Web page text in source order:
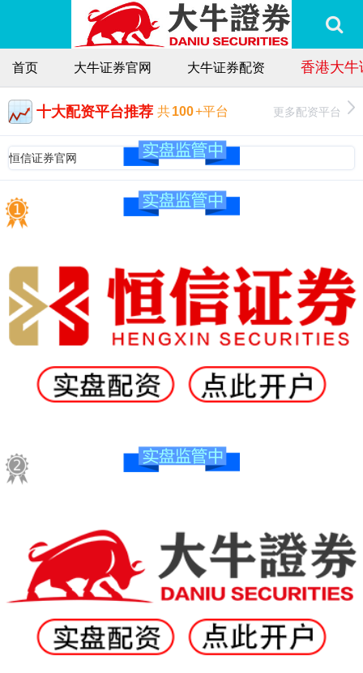
首页 大牛证券官网 大牛证券配资 香港大牛
十大配资平台推荐 共100+平台 更多配资平台
恒信证券官网